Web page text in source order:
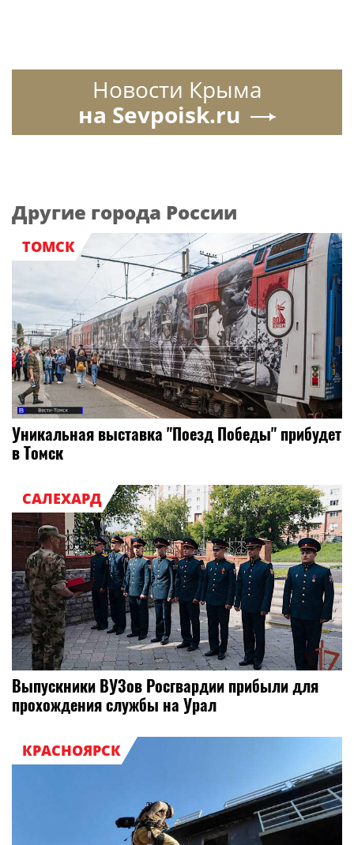
Новости Крыма
на Sevpoisk.ru
Другие города России
ТОМСК
Уникальная выставка "Поезд Победы" прибудет
в Томск
САЛЕХАРД
Выпускники ВУЗов Росгвардии прибыли для
прохождения службы на Урал
КРАСНОЯРСК